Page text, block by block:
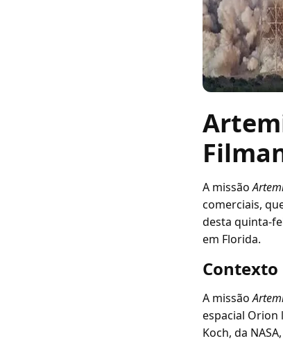
A missão
comerciais,
desta quinta-
em Florida.
Contexto
A missão
espacial Orion
Koch, da